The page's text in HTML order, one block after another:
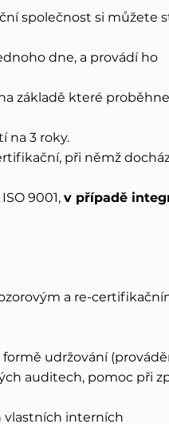
společnost si můžete
dne, a provádí ho
základě které
na 3 roky.
při němž
9001, v případě
a re-
udržování
auditech, pomoc při
vlastních interních